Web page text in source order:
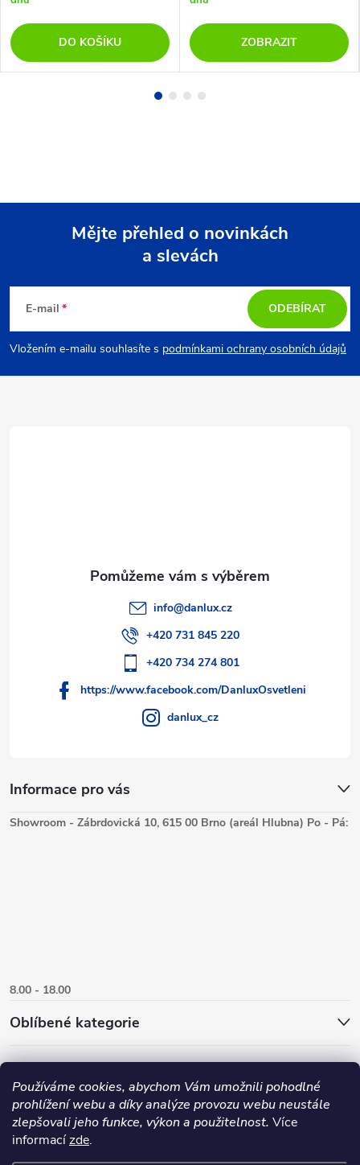
Používáme cookies, abychom Vám umožnili pohodlné
prohlížení webu a díky analýze provozu webu neustále
zlepšovali jeho funkce, výkon a použitelnost. Více
informacízde.
DO KOŠÍKU ZOBRAZIT
p
a
Mějte přehled o novinkách
a slevách
E-mail
Vložením e-mailu souhlasíte s podmínkami ochrany osobních údajů
ODEBÍRAT
Informace pro vás
info@danlux.cz
+420 731 845 220
+420 734 274 801
https://www.facebook.com/DanluxOsvetleni
danlux_cz
Showroom - Zábrdovická 10, 615 00 Brno (areál Hlubna) Po - Pá:
8.00 - 18.00
Oblíbené kategorie